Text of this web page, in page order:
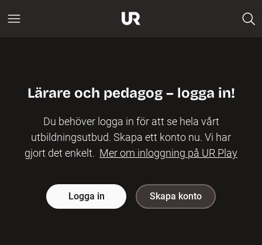
Lärare och pedagog – logga in!
Du behöver logga in för att se hela vårt
utbildningsutbud. Skapa ett konto nu. Vi har
gjort det enkelt. Mer om inloggning på UR Play
Logga in Skapa konto